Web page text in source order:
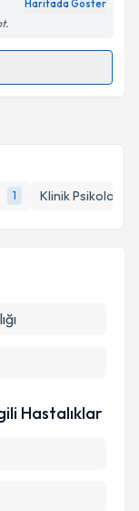
1 Klinik Psikolog
belirtilen
Haritada Göster
belirtilen
Hastalıklar